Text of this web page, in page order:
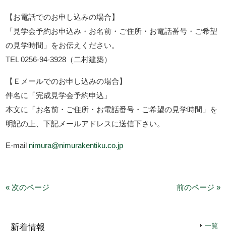
【お電話でのお申し込みの場合】
「見学会予約お申込み・お名前・ご住所・お電話番号・ご希望
の見学時間」をお伝えください。
TEL 0256-94-3928（二村建築）
【Ｅメールでのお申し込みの場合】
件名に「完成見学会予約申込」
本文に「お名前・ご住所・お電話番号・ご希望の見学時間」を
明記の上、下記メールアドレスに送信下さい。
E-mail nimura@nimurakentiku.co.jp
« 次のページ 前のページ »
新着情報 一覧